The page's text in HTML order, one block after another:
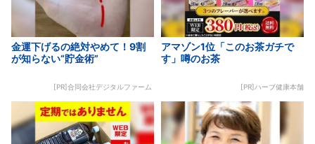
金運下げるの絶対やめて！9割
が知らない“貯金術”
[PR]合同会社デジタルファーム
アマゾン1位「このお茶ガチで
す」噂のお茶
[PR]ハーブ健康本舗